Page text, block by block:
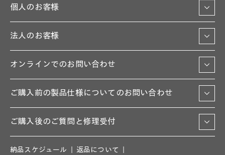
個人のお客様
法人のお客様
オンラインでのお問い合わせ
ご購入前の製品仕様についてのお問い合わせ
ご購入後のご質問と修理受付
納品スケジュール
返品について